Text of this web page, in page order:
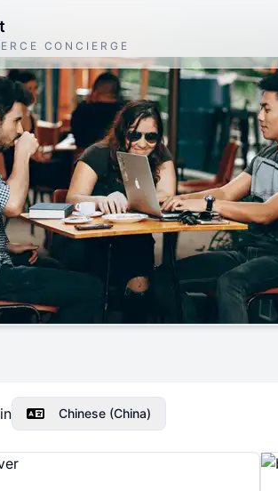
CONCIERGE
Chinese (China)